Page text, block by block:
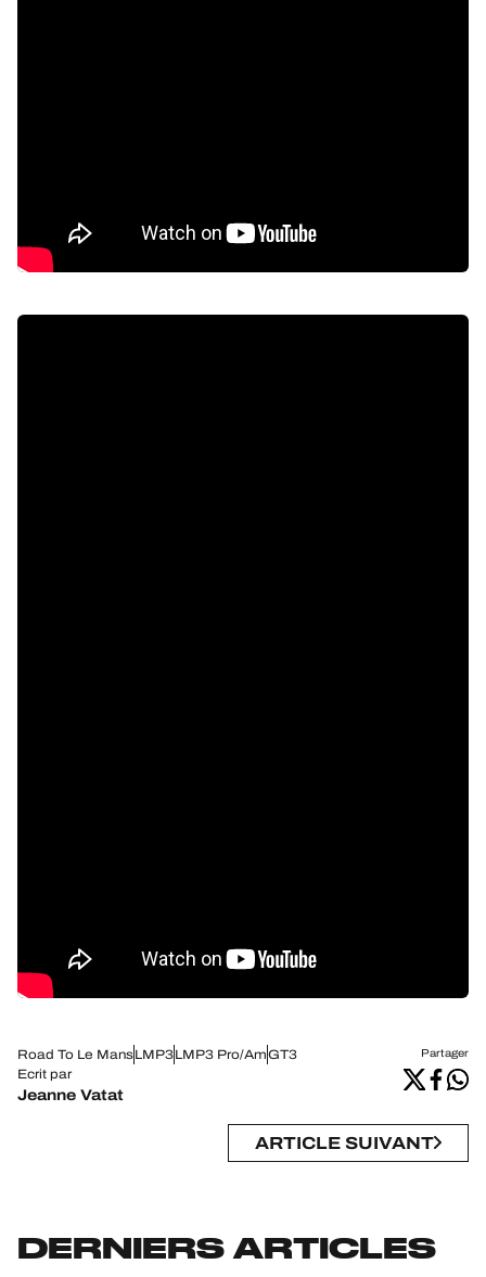
Road To Le MansLMP3LMP3 Pro/AmGT3
Ecrit par
Jeanne Vatat
Partager
ARTICLE SUIVANT
DERNIERS ARTICLES